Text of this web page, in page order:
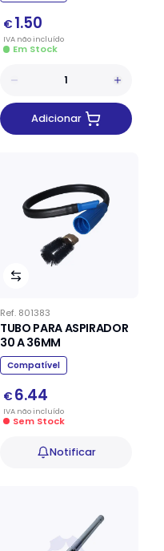
€ 1.50
IVA nãoincluído
Em Stock
Adicionar
Ref. 801383
TUBO PARA ASPIRADOR
30 A 36MM
Compatível
€ 6.44
IVA nãoincluído
Sem Stock
Notificar